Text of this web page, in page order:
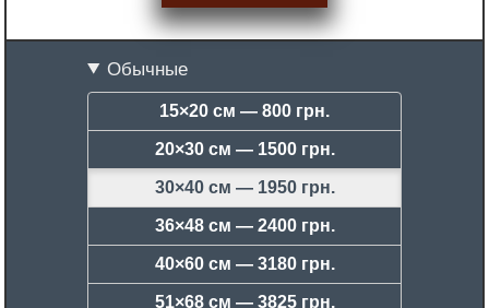
Обычные
15×20 см — 800 грн.
20×30 см — 1500 грн.
30×40 см — 1950 грн.
36×48 см — 2400 грн.
40×60 см — 3180 грн.
51×68 см — 3825 грн.